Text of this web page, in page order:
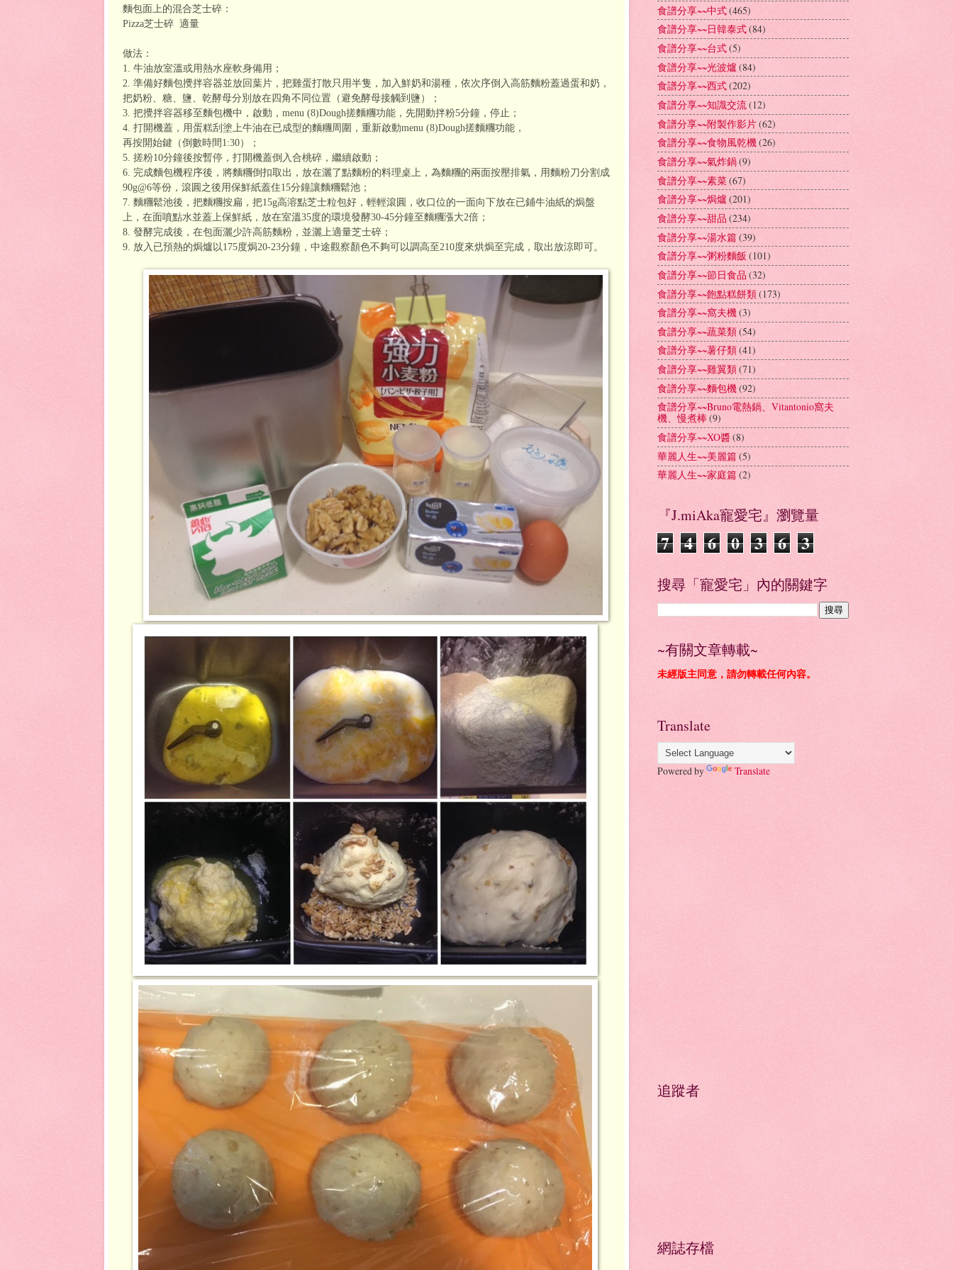
麵包面上的混合芝士碎：
Pizza芝士碎 適量
做法：
1. 牛油放室溫或用熱水座軟身備用；
2. 準備好麵包攪拌容器並放回葉片，把雞蛋打散只用半隻，加入鮮奶和湯種，依次序倒入高筋麵粉蓋過蛋和奶，
把奶粉、糖、鹽、乾酵母分別放在四角不同位置（避免酵母接觸到鹽）；
3. 把攪拌容器移至麵包機中，啟動，menu (8)Dough搓麵糰功能，先開動拌粉5分鐘，停止；
4. 打開機蓋，用蛋糕刮塗上牛油在已成型的麵糰周圍，重新啟動menu (8)Dough搓麵糰功能，
再按開始鍵（倒數時間1:30）；
5. 搓粉10分鐘後按暫停，打開機蓋倒入合桃碎，繼續啟動；
6. 完成麵包機程序後，將麵糰倒扣取出，放在灑了點麵粉的料理桌上，為麵糰的兩面按壓排氣，用麵粉刀分割成
90g@6等份，滾圓之後用保鮮紙蓋住15分鐘讓麵糰鬆池；
7. 麵糰鬆池後，把麵糰按扁，把15g高溶點芝士粒包好，輕輕滾圓，收口位的一面向下放在已鋪牛油紙的焗盤
上，在面噴點水並蓋上保鮮紙，放在室溫35度的環境發酵30-45分鐘至麵糰漲大2倍；
8. 發酵完成後，在包面灑少許高筋麵粉，並灑上適量芝士碎；
9. 放入已預熱的焗爐以175度焗20-23分鐘，中途觀察顏色不夠可以調高至210度來烘焗至完成，取出放涼即可。
食譜分享~~中式(465)
食譜分享~~日韓泰式(84)
食譜分享~~台式(5)
食譜分享~~光波爐 (84)
食譜分享~~西式(202)
食譜分享~~知識交流(12)
食譜分享~~附製作影片(62)
食譜分享~~食物風乾機(26)
食譜分享~~氣炸鍋(9)
食譜分享~~素菜(67)
食譜分享~~焗爐 (201)
食譜分享~~甜品 (234)
食譜分享~~湯水篇(39)
食譜分享~~粥粉麵飯 (101)
食譜分享~~節日食品 (32)
食譜分享~~飽點糕餅類(173)
食譜分享~~窩夫機(3)
食譜分享~~蔬菜類(54)
食譜分享~~薯仔類(41)
食譜分享~~雞翼類(71)
食譜分享~~麵包機(92)
食譜分享~~Bruno電熱鍋、Vitantonio窩夫
機、慢煮棒(9)
食譜分享~~XO醬(8)
華麗人生~~美麗篇(5)
華麗人生~~家庭篇(2)
『J.miAka寵愛宅』瀏覽量
7 4 6 0 3 6 3
搜尋「寵愛宅」內的關鍵字
~有關文章轉載~
未經版主同意，請勿轉載任何內容。
Translate
Powered by Translate
追蹤者
網誌存檔